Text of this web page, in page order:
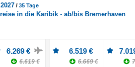
/35 Tage
in die Karibik - ab/bis Bremerhaven
6.269 €
6.619 €
6.519 €
6.669 €